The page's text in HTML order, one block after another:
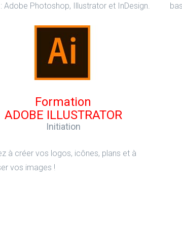
Adobe Photoshop, Illustrator et InDesign.
Formation
ADOBE ILLUSTRATOR
Initiation
à créer vos logos, icônes, plans et à
vos images !